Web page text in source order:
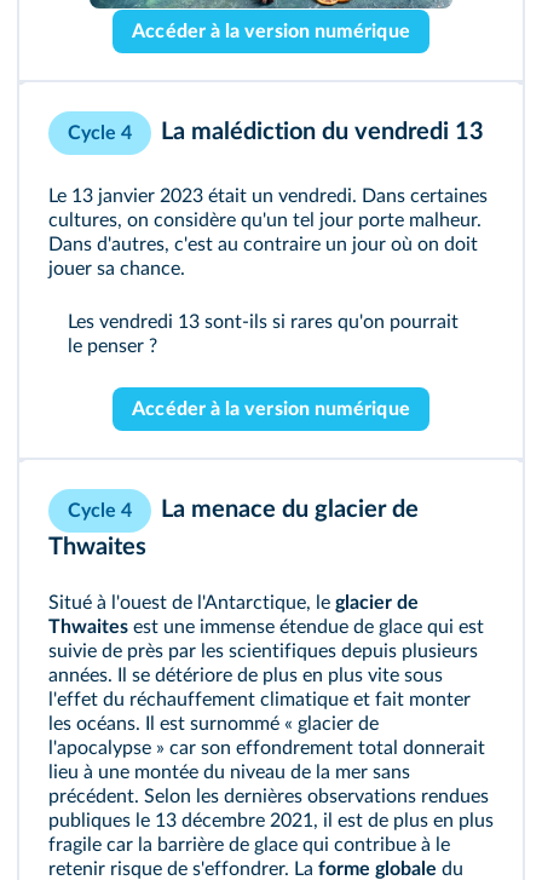
Accéder à la version numérique
Cycle 4 La malédiction du vendredi 13
Le 13 janvier 2023 était un vendredi. Dans certaines
cultures, on considère qu'un tel jour porte malheur.
Dans d'autres, c'est au contraire un jour où on doit
jouer sa chance.
Les vendredi 13 sont-ils si rares qu'on pourrait
le penser ?
Accéder à la version numérique
Cycle 4
La menace du glacier de
Thwaites
Situé à l'ouest de l'Antarctique, le glacier de
Thwaites est une immense étendue de glace qui est
suivie de près par les scientifiques depuis plusieurs
années. Il se détériore de plus en plus vite sous
l'effet du réchauffement climatique et fait monter
les océans. Il est surnommé « glacier de
l'apocalypse » car son effondrement total donnerait
lieu à une montée du niveau de la mer sans
précédent. Selon les dernières observations rendues
publiques le 13 décembre 2021, il est de plus en plus
fragile car la barrière de glace qui contribue à le
retenir risque de s'effondrer. La forme globale du